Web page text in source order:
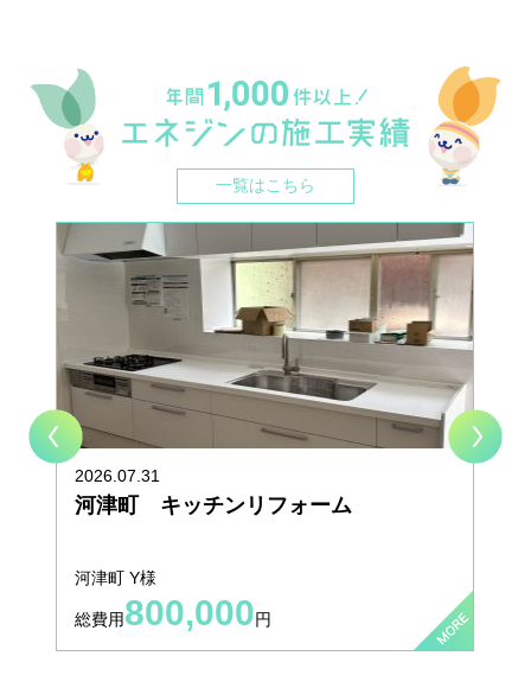
2024.10.03
お知らせ
★☆10/5(土) イベント開催☆★ エネジン＆クリナップ リフ
ォーム相談会2024
2024.05.17
お知らせ
★☆6/15(土) イベント開催☆★ エネジン＆タカラ エコライ
フフェア2024
★☆9/9(土) イベント開催☆★ エネジン＆タカラ エコライ
フフェア2023
2022.04.04
施工事例
施工事例を更新いたしました。
2021.11.30
お知らせ
納期遅延のお知らせ
一覧はこちら
2026.07.31
河津町 キッチンリフォーム
河津町 Y様
総費用800,000円